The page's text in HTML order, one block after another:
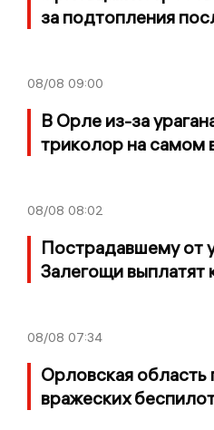
за подтопления
08/08 09:00
В Орле из-за
триколор на самом
08/08 08:02
Пострадавшему от
Залегощи
08/08 07:34
Орловская область
вражеских